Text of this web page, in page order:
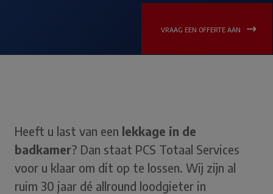
VRAAG EEN OFFERTE AAN
Heeft u last van een lekkage in de
badkamer? Dan staat PCS Totaal Services
voor u klaar om dit op te lossen. Wij zijn al
ruim 30 jaar dé allround loodgieter in